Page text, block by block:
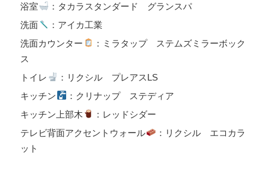
浴室
：タカラスタンダード グランスパ
洗面
：アイカ工業
洗面カウンター
：ミラタップ ステムズミラーボック
ス
トイレ
：リクシル プレアスLS
キッチン
：クリナップ ステディア
キッチン上部木
：レッドシダー
テレビ背面アクセントウォール
：リクシル エコカラ
ット